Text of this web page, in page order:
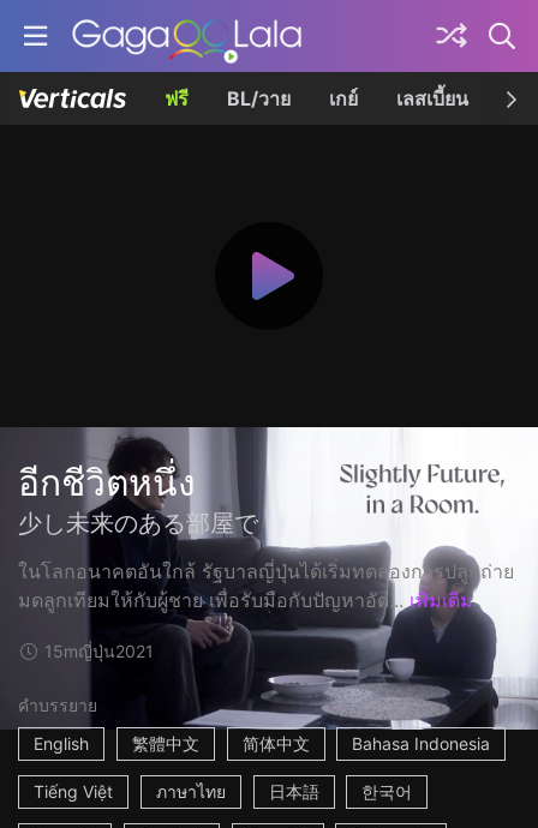
ฟรี BL/วาย เกย์ เลสเบี้ยน เค
อีกชีวิตหนึ่ง
少し未来のある部屋で
ในโลกอนาคตอันใกล้ รัฐบาลญี่ปุ่นได้เริ่มทดลองการปลูกถ่าย
มดลูกเทียมให้กับผู้ชาย เพื่อรับมือกับปัญหาอัต... เพิ่มเติม
15mญี่ปุ่น2021
คำบรรยาย
English
繁體中文 简体中文 Bahasa Indonesia
Tiếng Việt ภาษาไทย 日本語 한국어